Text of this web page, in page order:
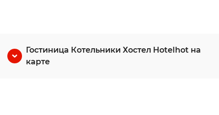
Гостиница Котельники Хостел Hotelhot на
карте